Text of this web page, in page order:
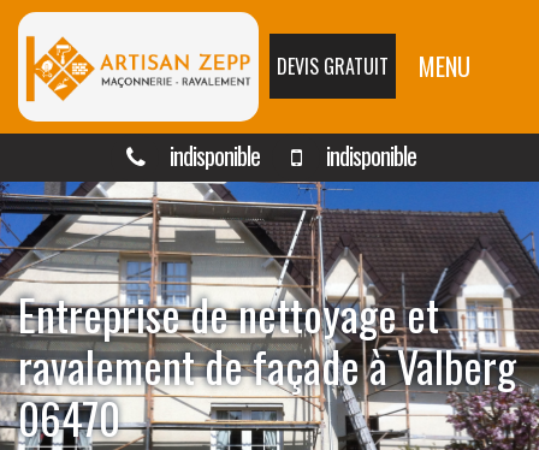
DEVIS GRATUIT MENU
indisponible indisponible
Entreprise de nettoyage et
ravalement de façade à Valberg
06470